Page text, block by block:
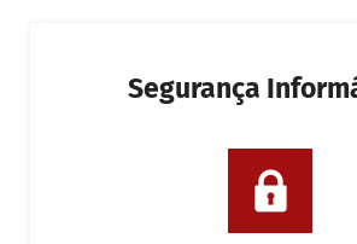
Segurança